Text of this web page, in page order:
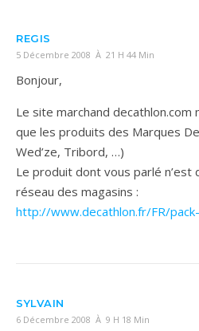
REGIS
5 Décembre 2008 À 21 H 44 Min
Bonjour,
Le site marchand
que les produits des Marques
Wed’ze, Tribord, …)
Le produit dont vous parlé n’est
réseau des magasins :
http://www.decathlon.fr/FR/
SYLVAIN
6 Décembre 2008 À 9 H 18 Min